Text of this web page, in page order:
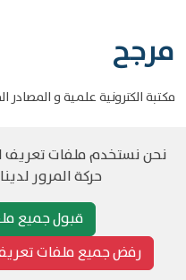
مرجح
مكتبة الكترونية علمية و المصادر
حقوق الطبع والنشر مرجح
نحن نستخدم ملفات تعريف
حركة المرور
قبول جميع
رفض جميع ملفات تعريف